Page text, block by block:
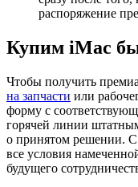
распоряжение
Купим iMac
Чтобы получить
на запчасти или
форму с
горячей линии
о принятом решении.
все условия
будущего